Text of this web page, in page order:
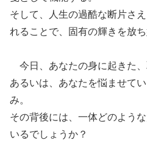
そして、人生の過酷な断片さ
れることで、固有の輝きを放ち
今日、あなたの身に起きた、
あるいは、あなたを悩ませて
み。
その背後には、一体どのよう
いるでしょうか？